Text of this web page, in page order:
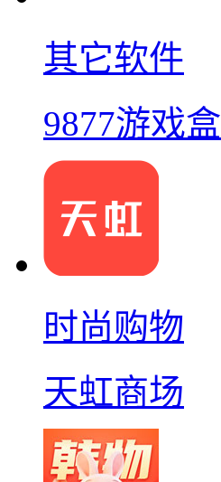
其它软件
9877游戏盒
时尚购物
天虹商场